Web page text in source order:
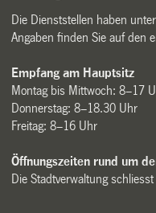
Die Dienststellen haben
Angaben finden Sie auf den
Empfang am Hauptsitz
Montag bis Mittwoch: 8–17
Donnerstag: 8–18.30 Uhr
Freitag: 8–16 Uhr
Öffnungszeiten rund um
Die Stadtverwaltung